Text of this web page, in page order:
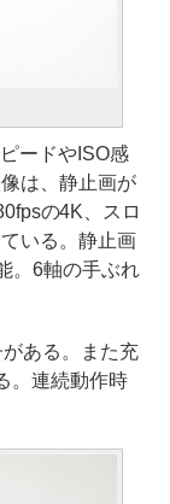
ードやISO感
は、静止画が
の4K、スロ
いる。静止画
。6軸の手ぶれ
ある。また充
。連続動作時